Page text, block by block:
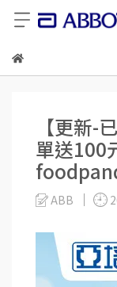
【更新-
單送100
ABB